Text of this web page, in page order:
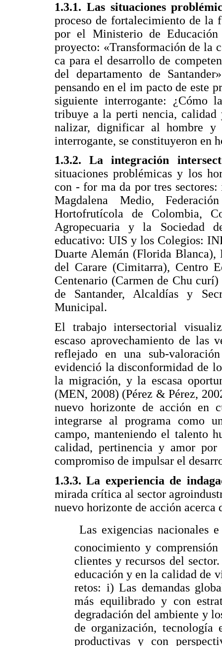
1.3.1. Las situaciones
proceso de fortalecimiento de la
por el Ministerio de
proyecto: «Transformación de la
ca para el desarrollo de
del departamento de
pensando en el im pacto de este
siguiente interrogante: ¿Cómo
tribuye a la perti nencia, calidad
nalizar, dignificar al hombre y
interrogante, se constituyeron en
1.3.2. La integración
situaciones problémicas y los
con - for ma da por tres
Magdalena Medio,
Hortofrutícola de Colombia,
Agropecuaria y la Sociedad
educativo: UIS y los Colegios:
Duarte Alemán (Florida Blanca),
del Carare (Cimitarra), Centro
Centenario (Carmen de Chu
de Santander, Alcaldías y
Municipal.
El trabajo intersectorial
escaso aprovechamiento de las
reflejado en una sub-
evidenció la disconformidad de
la migración, y la escasa
(MEN, 2008) (Pérez & Pérez,
nuevo horizonte de acción en
integrarse al programa como
campo, manteniendo el talento
calidad, pertinencia y amor
compromiso de impulsar el
1.3.3. La experiencia de
mirada crítica al sector
nuevo horizonte de acción acerca
 Las exigencias nacionales
conocimiento y comprensión
clientes y recursos del
educación y en la calidad de
retos: i) Las demandas
más equilibrado y con
degradación del ambiente y
de organización, tecnología
productivas y con